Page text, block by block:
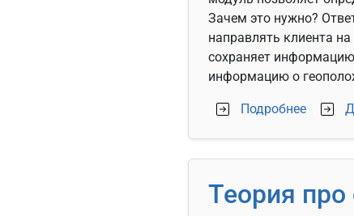
Зачем это нужно?
направлять клиента
сохраняет
информацию о
Подробнеео
Теория